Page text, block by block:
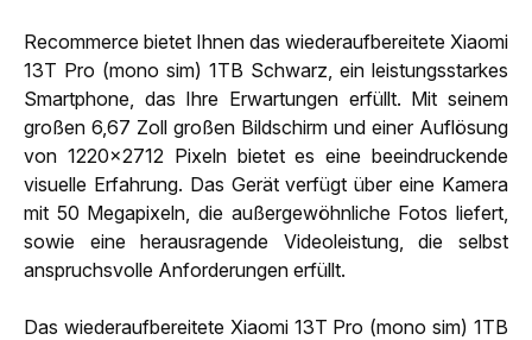
Recommerce bietet Ihnen das wiederaufbereitete Xiaomi
13T Pro (mono sim) 1TB Schwarz, ein leistungsstarkes
Smartphone, das Ihre Erwartungen erfüllt. Mit seinem
großen 6,67 Zoll großen Bildschirm und einer Auflösung
von 1220x2712 Pixeln bietet es eine beeindruckende
visuelle Erfahrung. Das Gerät verfügt über eine Kamera
mit 50 Megapixeln, die außergewöhnliche Fotos liefert,
sowie eine herausragende Videoleistung, die selbst
anspruchsvolle Anforderungen erfüllt.
Das wiederaufbereitete Xiaomi 13T Pro (mono sim) 1TB